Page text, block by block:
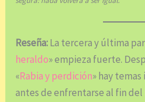
Reseña:La tercera y última
heraldo» empieza fuerte.
«Rabia y perdición» hay
antes de enfrentarse al fin del